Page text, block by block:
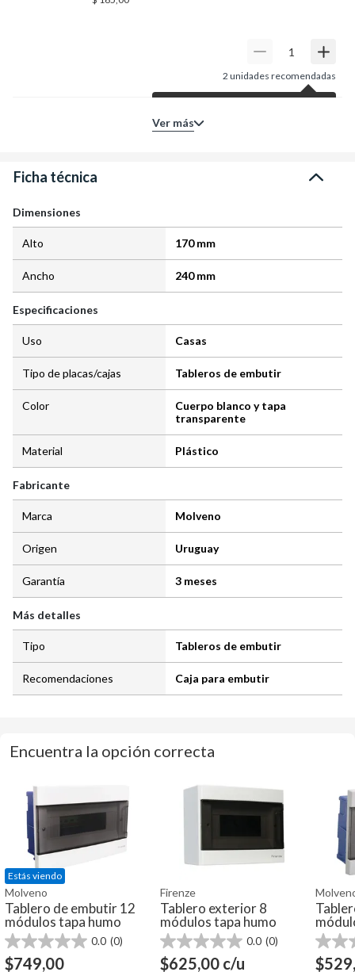
2 unidades recomendadas
para tu proyecto te sugerimos
Ver más
Ficha técnica
Dimensiones
Alto 170 mm
Ancho 240 mm
Especificaciones
Uso Casas
Tipo de placas/cajas Tableros de embutir
Color
Cuerpo blanco y tapa
transparente
Material Plástico
Fabricante
Marca Molveno
Origen Uruguay
Garantía 3 meses
Más detalles
Tipo Tableros de embutir
Recomendaciones Caja para embutir
Encuentra la opción correcta
Estás viendo
Molveno
Tablero de embutir 12
módulos tapa humo
0.0 (0)
0.0
de
$749,00
Firenze
Tablero exterior 8
módulos tapa humo
0.0 (0)
0.0
de
$625,00 c/u
0.0
de
$